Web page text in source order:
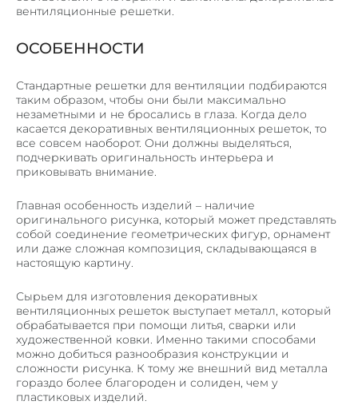
ПОРОШКОВАЯ ПОКРАСКА МЕТАЛЛА
ПЕСКОСТРУЙНАЯ ОБРАБОТКА МЕТАЛЛА
ПРОДУКЦИЯ
ВЕНТИЛИРУЕМЫЕ ФАСАДЫ
ПОТОЛОЧНЫЕ СИСТЕМЫ ИЗ МЕТАЛЛА
ОБЛИЦОВКА КОЛОНН
ОГРАЖДЕНИЯ
ВЕНТИЛЯЦИОННЫЕ РЕШЕТКИ
МЕТАЛЛИЧЕСКИЙ ПРОФИЛЬ П, Z – ОБРАЗНЫЙ
ОТКОСЫ И ОТЛИВЫ
КРОНШТЕЙНЫ
ЛИФТОВЫЕ ПОРТАЛЫ
ЛИНЕАРНЫЕ ПАНЕЛИ
вентиляционные решетки.
ОСОБЕННОСТИ
Стандартные решетки для вентиляции подбираются
таким образом, чтобы они были максимально
незаметными и не бросались в глаза. Когда дело
касается декоративных вентиляционных решеток, то
все совсем наоборот. Они должны выделяться,
подчеркивать оригинальность интерьера и
приковывать внимание.
Главная особенность изделий – наличие
оригинального рисунка, который может представлять
собой соединение геометрических фигур, орнамент
или даже сложная композиция, складывающаяся в
настоящую картину.
Сырьем для изготовления декоративных
вентиляционных решеток выступает металл, который
обрабатывается при помощи литья, сварки или
художественной ковки. Именно такими способами
можно добиться разнообразия конструкции и
сложности рисунка. К тому же внешний вид металла
гораздо более благороден и солиден, чем у
пластиковых изделий.